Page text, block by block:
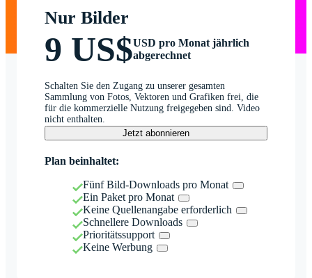
Nur Bilder
9 US$USD pro Monat jährlich
abgerechnet
Schalten Sie den Zugang zu unserer gesamten
Sammlung von Fotos, Vektoren und Grafiken frei, die
für die kommerzielle Nutzung freigegeben sind. Video
nicht enthalten.
Jetzt abonnieren
Plan beinhaltet:
Fünf Bild-Downloads pro Monat
Ein Paket pro Monat
Keine Quellenangabe erforderlich
Schnellere Downloads
Prioritätssupport
Keine Werbung